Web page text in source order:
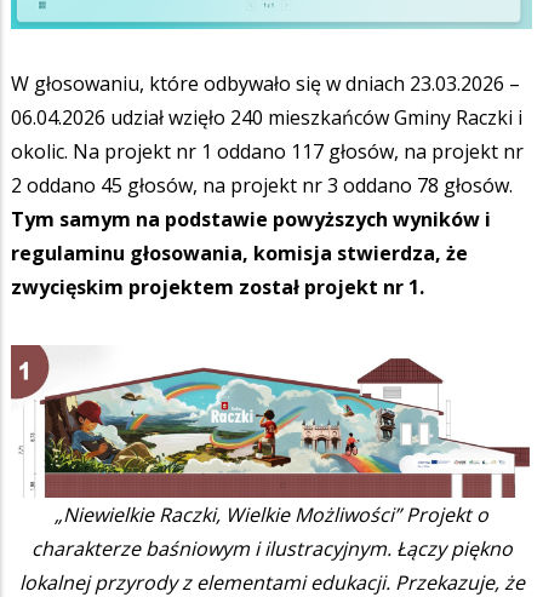
W głosowaniu, które odbywało się w dniach 23.03.2026 –
06.04.2026 udział wzięło 240 mieszkańców Gminy Raczki i
okolic. Na projekt nr 1 oddano 117 głosów, na projekt nr
2 oddano 45 głosów, na projekt nr 3 oddano 78 głosów.
Tym samym na podstawie powyższych wyników i
regulaminu głosowania, komisja stwierdza, że
zwycięskim projektem został projekt nr 1.
„Niewielkie Raczki, Wielkie Możliwości” Projekt o
charakterze baśniowym i ilustracyjnym. Łączy piękno
lokalnej przyrody z elementami edukacji. Przekazuje, że